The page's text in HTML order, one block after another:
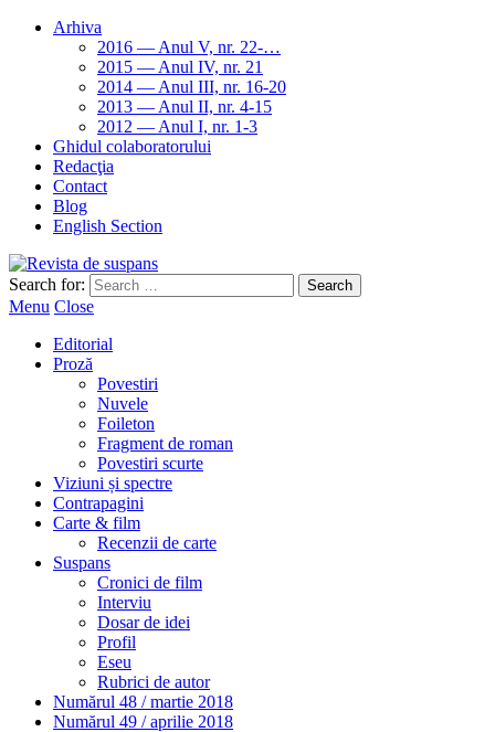
Arhiva
2016 — Anul V, nr. 22-…
2015 — Anul IV, nr. 21
2014 — Anul III, nr. 16-20
2013 — Anul II, nr. 4-15
2012 — Anul I, nr. 1-3
Ghidul colaboratorului
Redacţia
Contact
Blog
English Section
Search for:
Menu Close
Editorial
Proză
Povestiri
Nuvele
Foileton
Fragment de roman
Povestiri scurte
Viziuni și spectre
Contrapagini
Carte & film
Recenzii de carte
Suspans
Cronici de film
Interviu
Dosar de idei
Profil
Eseu
Rubrici de autor
Numărul 48 / martie 2018
Numărul 49 / aprilie 2018